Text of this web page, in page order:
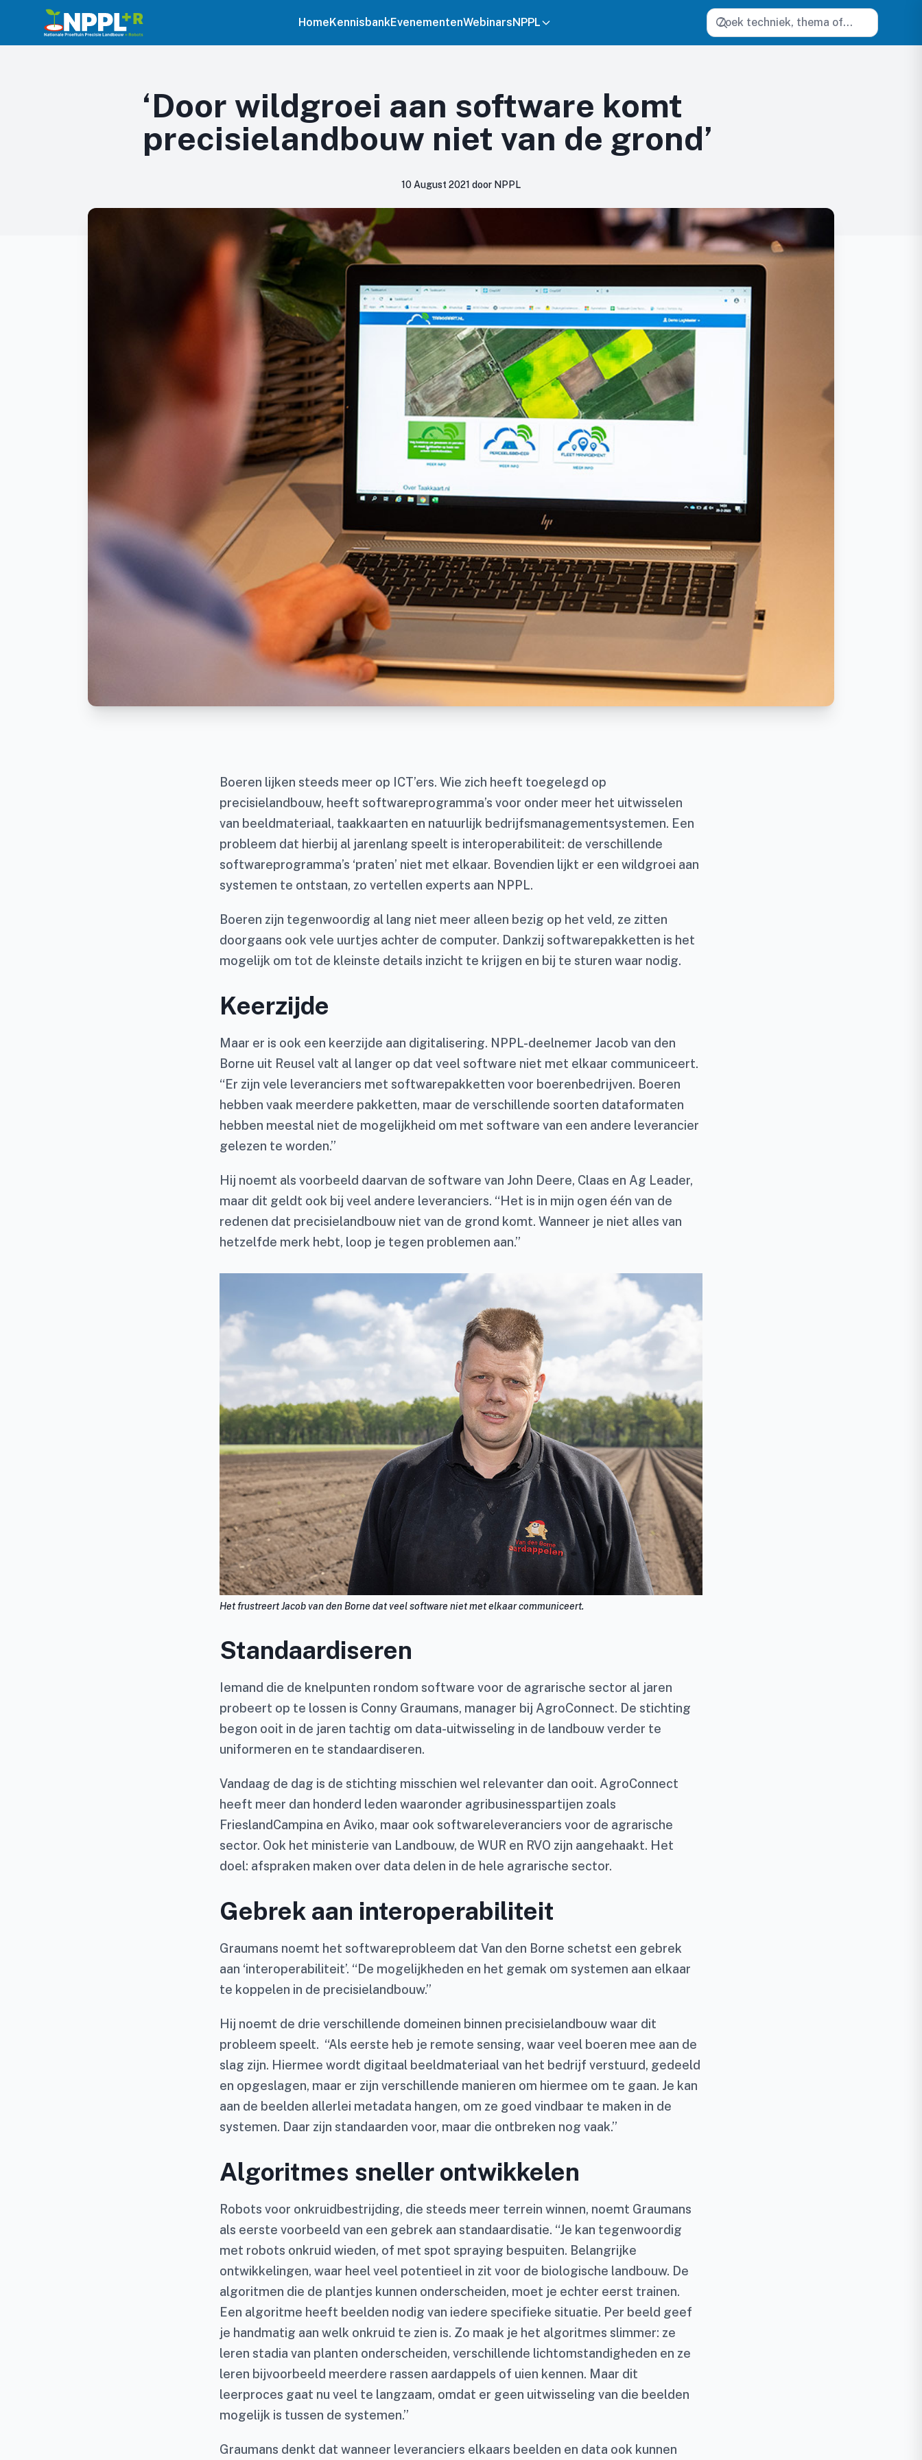
HomeKennisbankEvenementenWebinarsNPPL Zoeken
‘Door wildgroei aan software komt
precisielandbouw niet van de grond’
10 August 2021 door NPPL
Boeren lijken steeds meer op ICT’ers. Wie zich heeft toegelegd op
precisielandbouw, heeft softwareprogramma’s voor onder meer het uitwisselen
van beeldmateriaal, taakkaarten en natuurlijk bedrijfsmanagementsystemen. Een
probleem dat hierbij al jarenlang speelt is interoperabiliteit: de verschillende
softwareprogramma’s ‘praten’ niet met elkaar. Bovendien lijkt er een wildgroei aan
systemen te ontstaan, zo vertellen experts aan NPPL.
Boeren zijn tegenwoordig al lang niet meer alleen bezig op het veld, ze zitten
doorgaans ook vele uurtjes achter de computer. Dankzij softwarepakketten is het
mogelijk om tot de kleinste details inzicht te krijgen en bij te sturen waar nodig.
Keerzijde
Maar er is ook een keerzijde aan digitalisering. NPPL-deelnemer Jacob van den
Borne uit Reusel valt al langer op dat veel software niet met elkaar communiceert.
“Er zijn vele leveranciers met softwarepakketten voor boerenbedrijven. Boeren
hebben vaak meerdere pakketten, maar de verschillende soorten dataformaten
hebben meestal niet de mogelijkheid om met software van een andere leverancier
gelezen te worden.”
Hij noemt als voorbeeld daarvan de software van John Deere, Claas en Ag Leader,
maar dit geldt ook bij veel andere leveranciers. “Het is in mijn ogen één van de
redenen dat precisielandbouw niet van de grond komt. Wanneer je niet alles van
hetzelfde merk hebt, loop je tegen problemen aan.”
Het frustreert Jacob van den Borne dat veel software niet met elkaar communiceert.
Standaardiseren
Iemand die de knelpunten rondom software voor de agrarische sector al jaren
probeert op te lossen is Conny Graumans, manager bij AgroConnect. De stichting
begon ooit in de jaren tachtig om data-uitwisseling in de landbouw verder te
uniformeren en te standaardiseren.
Vandaag de dag is de stichting misschien wel relevanter dan ooit. AgroConnect
heeft meer dan honderd leden waaronder agribusinesspartijen zoals
FrieslandCampina en Aviko, maar ook softwareleveranciers voor de agrarische
sector. Ook het ministerie van Landbouw, de WUR en RVO zijn aangehaakt. Het
doel: afspraken maken over data delen in de hele agrarische sector.
Gebrek aan interoperabiliteit
Graumans noemt het softwareprobleem dat Van den Borne schetst een gebrek
aan ‘interoperabiliteit’. “De mogelijkheden en het gemak om systemen aan elkaar
te koppelen in de precisielandbouw.”
Hij noemt de drie verschillende domeinen binnen precisielandbouw waar dit
probleem speelt. “Als eerste heb je remote sensing, waar veel boeren mee aan de
slag zijn. Hiermee wordt digitaal beeldmateriaal van het bedrijf verstuurd, gedeeld
en opgeslagen, maar er zijn verschillende manieren om hiermee om te gaan. Je kan
aan de beelden allerlei metadata hangen, om ze goed vindbaar te maken in de
systemen. Daar zijn standaarden voor, maar die ontbreken nog vaak.”
Algoritmes sneller ontwikkelen
Robots voor onkruidbestrijding, die steeds meer terrein winnen, noemt Graumans
als eerste voorbeeld van een gebrek aan standaardisatie. “Je kan tegenwoordig
met robots onkruid wieden, of met spot spraying bespuiten. Belangrijke
ontwikkelingen, waar heel veel potentieel in zit voor de biologische landbouw. De
algoritmen die de plantjes kunnen onderscheiden, moet je echter eerst trainen.
Een algoritme heeft beelden nodig van iedere specifieke situatie. Per beeld geef
je handmatig aan welk onkruid te zien is. Zo maak je het algoritmes slimmer: ze
leren stadia van planten onderscheiden, verschillende lichtomstandigheden en ze
leren bijvoorbeeld meerdere rassen aardappels of uien kennen. Maar dit
leerproces gaat nu veel te langzaam, omdat er geen uitwisseling van die beelden
mogelijk is tussen de systemen.”
Graumans denkt dat wanneer leveranciers elkaars beelden en data ook kunnen